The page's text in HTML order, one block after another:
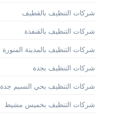
شركات التنظيف بالقطيف
شركات التنظيف بالقنفذة
شركات التنظيف بالمدينة المنورة
شركات التنظيف بجدة
شركات التنظيف بحي النسيم جدة
شركات التنظيف بخميس مشيط